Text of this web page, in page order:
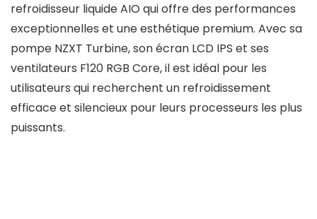
refroidisseur liquide AIO qui offre des performances
exceptionnelles et une esthétique premium. Avec sa
pompe NZXT Turbine, son écran LCD IPS et ses
ventilateurs F120 RGB Core, il est idéal pour les
utilisateurs qui recherchent un refroidissement
efficace et silencieux pour leurs processeurs les plus
puissants.